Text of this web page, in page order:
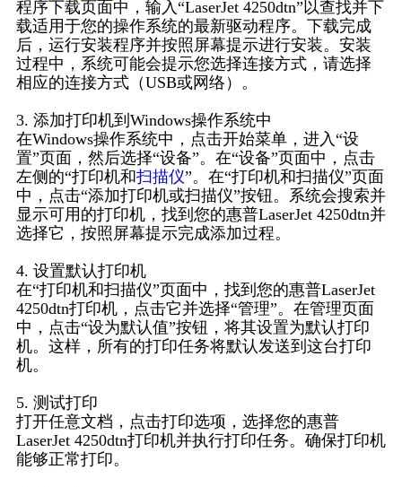
程序下载页面中，输入“LaserJet 4250dtn”以查找并下
载适用于您的操作系统的最新驱动程序。下载完成
后，运行安装程序并按照屏幕提示进行安装。安装
过程中，系统可能会提示您选择连接方式，请选择
相应的连接方式（USB或网络）。
3. 添加打印机到Windows操作系统中
在Windows操作系统中，点击开始菜单，进入“设
置”页面，然后选择“设备”。在“设备”页面中，点击
左侧的“打印机和扫描仪”。在“打印机和扫描仪”页面
中，点击“添加打印机或扫描仪”按钮。系统会搜索并
显示可用的打印机，找到您的惠普LaserJet 4250dtn并
选择它，按照屏幕提示完成添加过程。
4. 设置默认打印机
在“打印机和扫描仪”页面中，找到您的惠普LaserJet
4250dtn打印机，点击它并选择“管理”。在管理页面
中，点击“设为默认值”按钮，将其设置为默认打印
机。这样，所有的打印任务将默认发送到这台打印
机。
5. 测试打印
打开任意文档，点击打印选项，选择您的惠普
LaserJet 4250dtn打印机并执行打印任务。确保打印机
能够正常打印。